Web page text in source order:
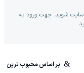
سایت شوید. جهت ورود به
بر اساس محبوب ترین